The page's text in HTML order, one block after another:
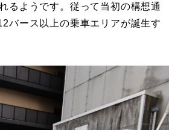
るようです。従って当初の構想通
バース以上の乗車エリアが誕生す